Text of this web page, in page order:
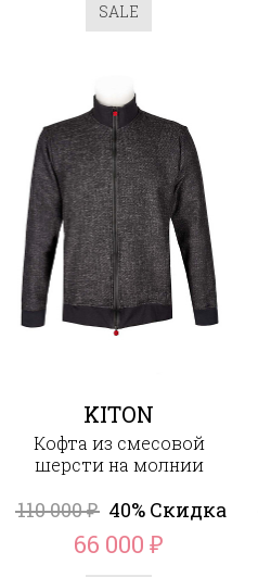
SALE
KITON
Кофта из смесовой
шерсти на молнии
110 000₽ 40% Скидка
66 000₽